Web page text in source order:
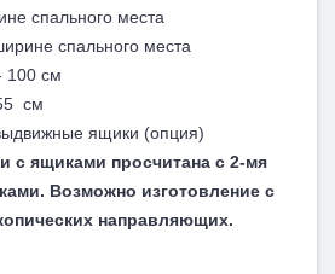
спального места
спального места
100 см
см
ящики (опция)
с ящиками просчитана с 2-мя
Возможно изготовление с
направляющих.